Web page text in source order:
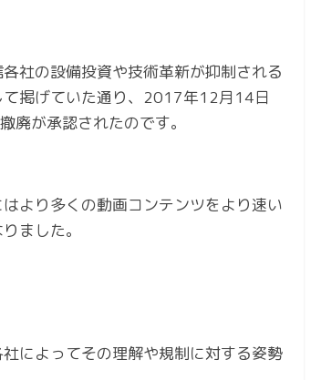
社の設備投資や技術革新が抑制される
て掲げていた通り、2017年12月14日
廃が承認されたのです。
より多くの動画コンテンツをより速い
ました。
によってその理解や規制に対する姿勢